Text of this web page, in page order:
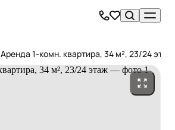
Аренда 1-комн. квартира, 34 м², 23/24 этаж